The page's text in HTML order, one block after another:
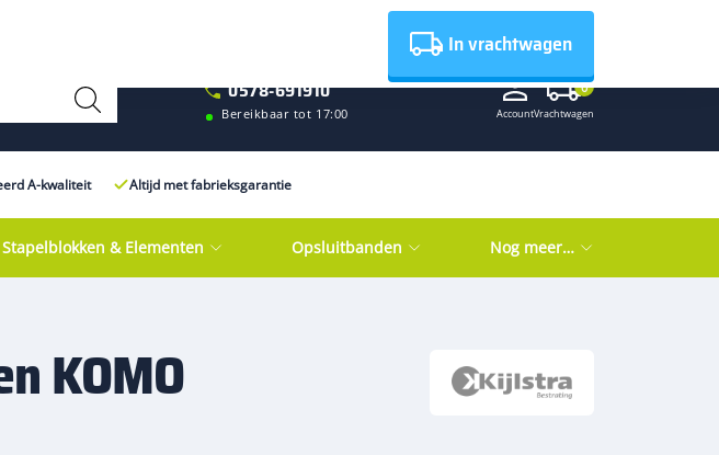
0578-691910
Bereikbaar tot 17:00 AccountVrachtwagen
0
A-kwaliteit Altijd met fabrieksgarantie
Stapelblokken & Elementen Opsluitbanden Nog meer…
KOMO
In vrachtwagen